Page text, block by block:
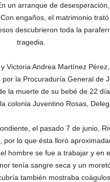
un arranque de
engaños, el matrimonio trató
descubrieron toda la
tragedia.
Victoria Andrea Martínez
la Procuraduría General de
la muerte de su bebé de 22
colonia Juventino Rosas,
el pasado 7 de junio,
por lo que ésta lloró
hombre se fue a trabajar y en
tenía sangre seca y un
también mostraba